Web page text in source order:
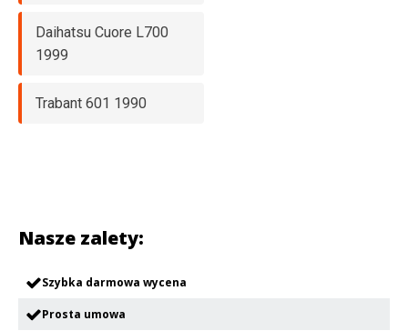
Daihatsu Cuore L700
1999
Trabant 601 1990
Nasze zalety:
Szybka darmowa wycena
Prosta umowa